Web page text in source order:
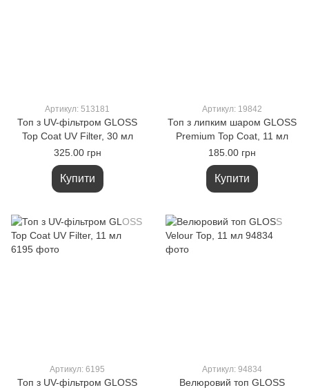
Артикул: 513181
Топ з UV-фільтром GLOSS
Top Coat UV Filter, 30 мл
325.00 грн
Купити
Артикул: 19842
Топ з липким шаром GLOSS
Premium Top Coat, 11 мл
185.00 грн
Купити
Артикул: 6195
Топ з UV-фільтром GLOSS
Артикул: 94834
Велюровий топ GLOSS